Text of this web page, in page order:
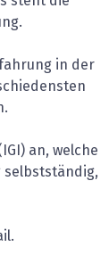
in der
an, welche